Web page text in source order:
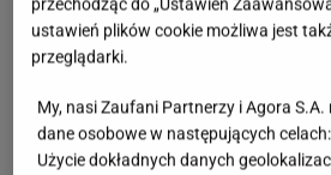
ustawień plików cookie możliwa jest
przeglądarki.
My, nasi Zaufani Partnerzy i Agora
dane osobowe w następujących celach:
Użycie dokładnych danych